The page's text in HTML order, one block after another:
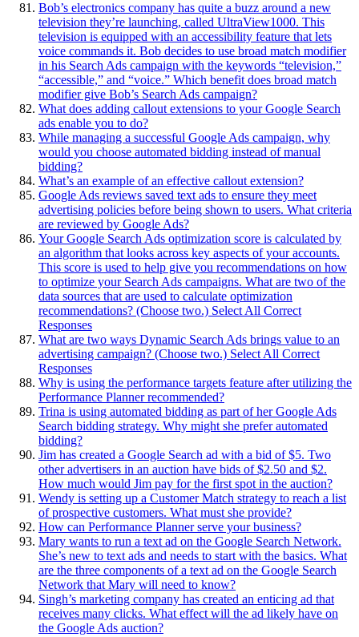
Bob’s electronics company has quite a buzz around a new
television they’re launching, called UltraView1000. This
television is equipped with an accessibility feature that lets
voice commands it. Bob decides to use broad match modifier
in his Search Ads campaign with the keywords “television,”
“accessible,” and “voice.” Which benefit does broad match
modifier give Bob’s Search Ads campaign?
What does adding callout extensions to your Google Search
ads enable you to do?
While managing a successful Google Ads campaign, why
would you choose automated bidding instead of manual
bidding?
What’s an example of an effective callout extension?
Google Ads reviews saved text ads to ensure they meet
advertising policies before being shown to users. What criteria
are reviewed by Google Ads?
Your Google Search Ads optimization score is calculated by
an algorithm that looks across key aspects of your accounts.
This score is used to help give you recommendations on how
to optimize your Search Ads campaigns. What are two of the
data sources that are used to calculate optimization
recommendations? (Choose two.) Select All Correct
Responses
What are two ways Dynamic Search Ads brings value to an
advertising campaign? (Choose two.) Select All Correct
Responses
Why is using the performance targets feature after utilizing the
Performance Planner recommended?
Trina is using automated bidding as part of her Google Ads
Search bidding strategy. Why might she prefer automated
bidding?
Jim has created a Google Search ad with a bid of $5. Two
other advertisers in an auction have bids of $2.50 and $2.
How much would Jim pay for the first spot in the auction?
Wendy is setting up a Customer Match strategy to reach a list
of prospective customers. What must she provide?
How can Performance Planner serve your business?
Mary wants to run a text ad on the Google Search Network.
She’s new to text ads and needs to start with the basics. What
are the three components of a text ad on the Google Search
Network that Mary will need to know?
Singh’s marketing company has created an enticing ad that
receives many clicks. What effect will the ad likely have on
the Google Ads auction?